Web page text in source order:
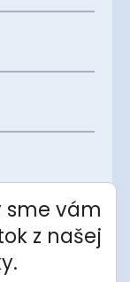
sme vám
z našej